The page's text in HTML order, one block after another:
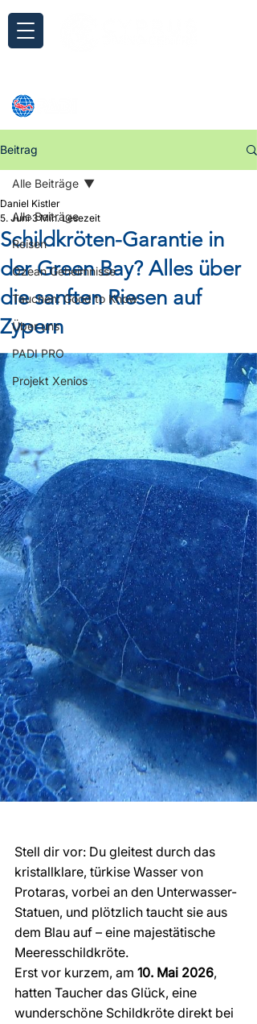
Beitrag
Alle Beiträge
Reisen
Ozean Geheimnisse
Tauchen: Good to Know
Über uns
PADI PRO
Projekt Xenios
Alle Beiträge
Schildkröten-Garantie in
der Green Bay? Alles über
die sanften Riesen auf
Zypern
Daniel Kistler
5. Juni 3 Min. Lesezeit
Stell dir vor: Du gleitest durch das
kristallklare, türkise Wasser von
Protaras, vorbei an den Unterwasser-
Statuen, und plötzlich taucht sie aus
dem Blau auf – eine majestätische
Meeresschildkröte.
Erst vor kurzem, am 10. Mai 2026,
hatten Taucher das Glück, eine
wunderschöne Schildkröte direkt bei